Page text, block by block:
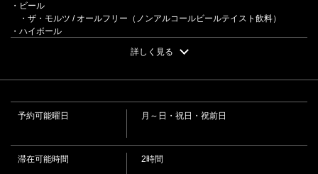
・ビール
・ザ・モルツ / オールフリー（ノンアルコールビールテイスト飲料）
・ハイボール
イボール / ビームゆずハイボール / ビーム梅ハイボール / 角ハイボール /
ボール
・ウーロンハイ / 緑茶ハイ / ジャスミン茶ハイ / レモンサワーorハイ / ライ
ムサワーorハイ / グレープフルーツサワーorハイ / カルプスサワーorハイ / 梅
・ほろ酔いサワー
・白いサワー / アイスティーサワー / サイダーサワー
詳しく見る
予約可能曜日 月～日・祝日・祝前日
滞在可能時間 2時間
円税込）★2H飲み放題★ | 岩手の居酒屋 ゑん
岩手県盛岡市盛岡駅前通9番2号 ステーションサイドビル甚 地下1
階
https://izakaya-en.owst.jp/courses/13154321